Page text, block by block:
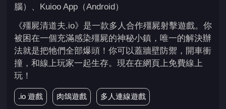
腦）、Kuioo App（Android）
《殭屍清道夫.io》是一款多人合作殭屍射擊遊戲。你
被困在一個充滿感染殭屍的神秘小鎮，唯一的解決辦
法就是把牠們全部爆頭！你可以蓋牆壁防禦，開車衝
撞，和線上玩家一起生存。現在在網頁上免費線上
玩！
.io 遊戲 肉鴿遊戲 多人連線遊戲